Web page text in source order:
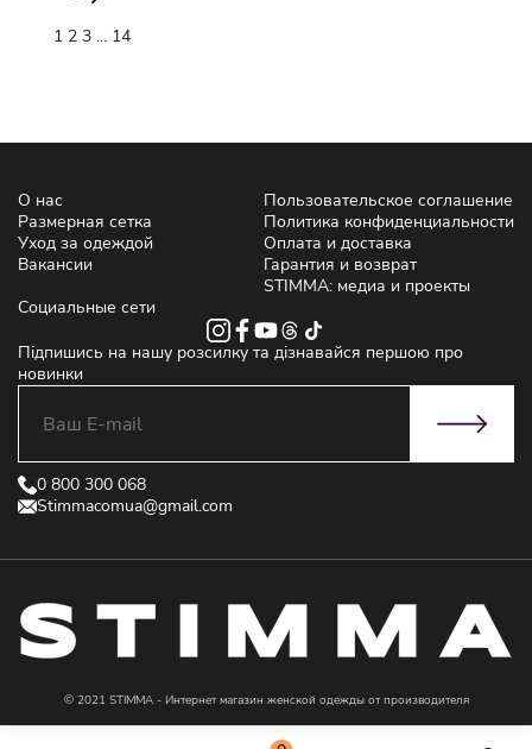
1 2 3 ... 14
О нас
Размерная сетка
Уход за одеждой
Вакансии
Пользовательское соглашение
Политика конфиденциальности
Оплата и доставка
Гарантия и возврат
STIMMA: медиа и проекты
Социальные сети
Підпишись на нашу розсилку та дізнавайся першою про
новинки
0 800 300 068
Stimmacomua@gmail.com
© 2021 STIMMA - Интернет магазин женской одежды от производителя